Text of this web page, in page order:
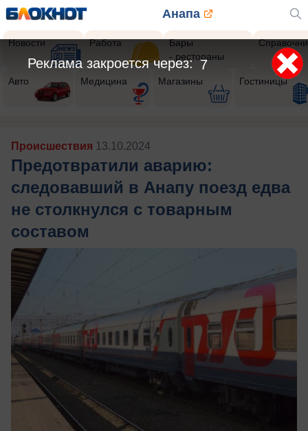
Анапа
Новости Работа
Бары
- рестораны
Авто Медицина Магазины Гостиницы
Происшествия 13.10.2024
Предотвратили аварию:
следовавший в Анапу поезд едва
не столкнулся с товарным
составом
5
Реклама закроется через: